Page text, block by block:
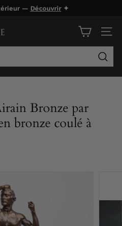
— Découvrir✦
Bronze par
bronze coulé à